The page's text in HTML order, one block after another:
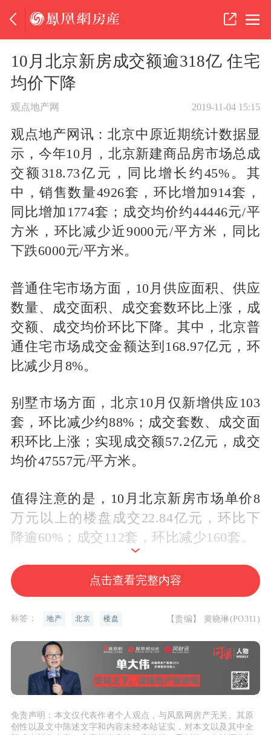
10月北京新房成交额逾318亿 住宅
均价下降
观点地产网 2019-11-04 15:15
观点地产网讯：北京中原近期统计数据显
示，今年10月，北京新建商品房市场总成
交额318.73亿元，同比增长约45%。其
中，销售数量4926套，环比增加914套，
同比增加1774套；成交均价约44446元/平
方米，环比减少近9000元/平方米，同比
下跌6000元/平方米。
普通住宅市场方面，10月供应面积、供应
数量、成交面积、成交套数环比上涨，成
交额、成交均价环比下降。其中，北京普
通住宅市场成交金额达到168.97亿元，环
比减少月8%。
别墅市场方面，北京10月仅新增供应103
套，环比减少约88%；成交套数、成交面
积环比上涨；实现成交额57.2亿元，成交
均价47557元/平方米。
值得注意的是，10月北京新房市场单价8
万元以上的楼盘成交22.84亿元，环比下
降逾60%；成交112套，环比减少160套。
点击查看完整内容
标签： 地产 北京 楼盘 【责编】 黄晓琳(PO311)
免责声明：本文仅代表作者个人观点，与凤凰网房产无关。其原
创性以及文中陈述文字和内容未经本站证实，对本文以及其中全